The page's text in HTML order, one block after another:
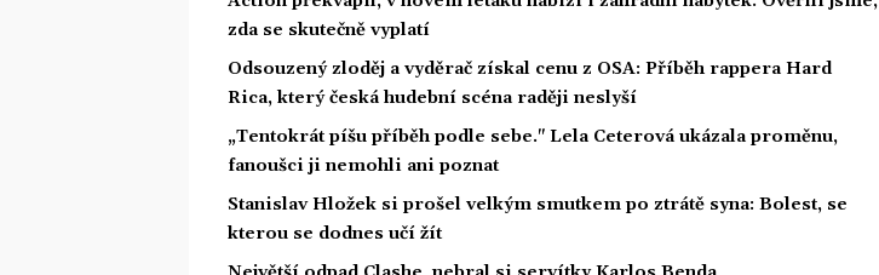
zda se skutečně vyplatí
Odsouzený zloděj a vyděrač získal cenu z OSA: Příběh rappera Hard
Rica, který česká hudební scéna raději neslyší
„Tentokrát píšu příběh podle sebe." Lela Ceterová ukázala proměnu,
fanoušci ji nemohli ani poznat
Stanislav Hložek si prošel velkým smutkem po ztrátě syna: Bolest, se
kterou se dodnes učí žít